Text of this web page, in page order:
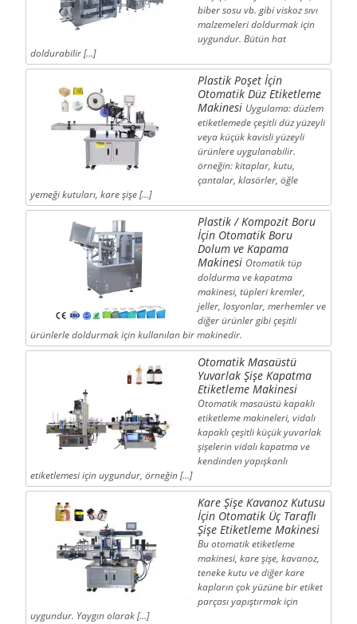
biber sosu vb. gibi viskoz sıvı
malzemeleri doldurmak için
uygundur. Bütün hat
doldurabilir […]
Plastik Poşet İçin
Otomatik Düz Etiketleme
Makinesi Uygulama: düzlem
etiketlemede çeşitli düz yüzeyli
veya küçük kavisli yüzeyli
ürünlere uygulanabilir.
örneğin: kitaplar, kutu,
çantalar, klasörler, öğle
yemeği kutuları, kare şişe […]
Plastik / Kompozit Boru
İçin Otomatik Boru
Dolum ve Kapama
Makinesi Otomatik tüp
doldurma ve kapatma
makinesi, tüpleri kremler,
jeller, losyonlar, merhemler ve
diğer ürünler gibi çeşitli
ürünlerle doldurmak için kullanılan bir makinedir.
Otomatik Masaüstü
Yuvarlak Şişe Kapatma
Etiketleme Makinesi
Otomatik masaüstü kapaklı
etiketleme makineleri, vidalı
kapaklı çeşitli küçük yuvarlak
şişelerin vidalı kapatma ve
kendinden yapışkanlı
etiketlemesi için uygundur, örneğin […]
Kare Şişe Kavanoz Kutusu
İçin Otomatik Üç Taraflı
Şişe Etiketleme Makinesi
Bu otomatik etiketleme
makinesi, kare şişe, kavanoz,
teneke kutu ve diğer kare
kapların çok yüzüne bir etiket
parçası yapıştırmak için
uygundur. Yaygın olarak […]